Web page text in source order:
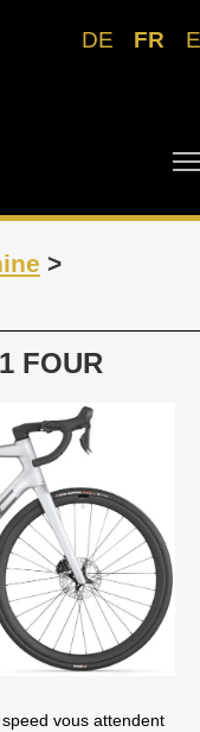
DE FR
>
FOUR
vous attendent